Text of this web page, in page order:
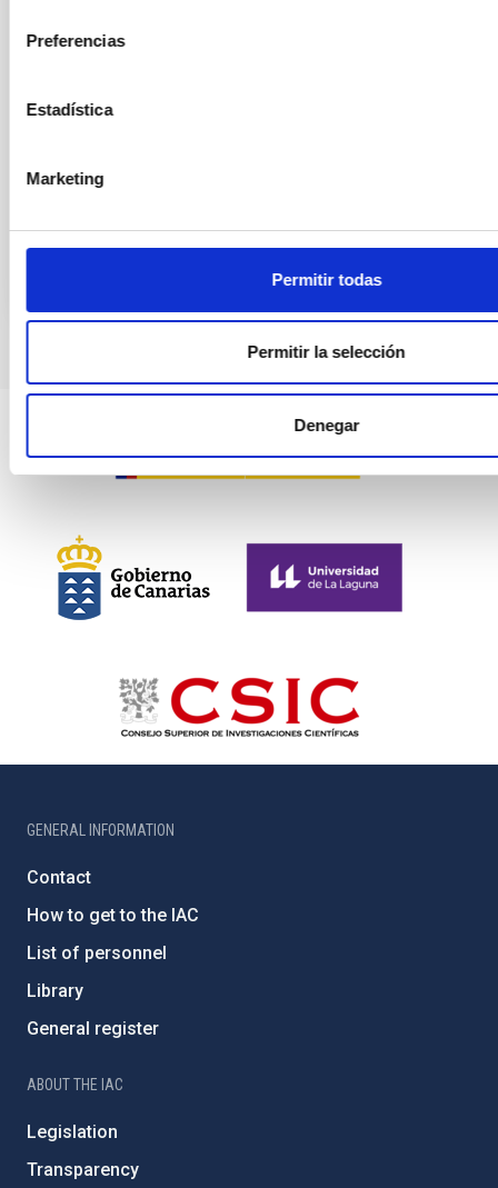
Preferencias
Estadística
Marketing
Permitir todas
Permitir la selección
Denegar
algunas características físicas del planeta que son
ROI ALONSO SOBRINO
HTTPS://WWW.EDUCACION.GOB.ES/TESEO/
GENERAL INFORMATION
Contact
How to get to the IAC
List of personnel
Library
General register
ABOUT THE IAC
Legislation
Transparency